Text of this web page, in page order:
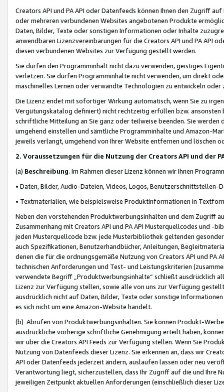
Creators API und PA API oder Datenfeeds können Ihnen den Zugriff
oder mehreren verbundenen Websites angebotenen Produkte
Daten, Bilder, Texte oder sonstigen Informationen oder Inhalte
anwendbaren Lizenzvereinbarungen für die Creators API und PA API
diesen verbundenen Websites zur Verfügung gestellt werden.
Sie dürfen den Programminhalt nicht dazu verwenden, geistiges
verletzen. Sie dürfen Programminhalte nicht verwenden, um direkt
maschinelles Lernen oder verwandte Technologien zu entwickeln
Die Lizenz endet mit sofortiger Wirkung automatisch, wenn Sie zu
Vergütungskatalog definiert) nicht rechtzeitig erfüllen bzw. ansonsten
schriftliche Mitteilung an Sie ganz oder teilweise beenden. Sie werden
umgehend einstellen und sämtliche Programminhalte und Amazon-
jeweils verlangt, umgehend von Ihrer Website entfernen und löschen
2. Voraussetzungen für die Nutzung der Creators API und der
(a) Beschreibung. Im Rahmen dieser Lizenz können wir Ihnen
• Daten, Bilder, Audio-Dateien, Videos, Logos, Benutzerschnittstellen-
• Textmaterialien, wie beispielsweise Produktinformationen in
Neben den vorstehenden Produktwerbungsinhalten und dem Zugriff
Zusammenhang mit Creators API und PA API Musterquellcodes und
jeden Musterquellcode bzw. jede Musterbibliothek geltenden
auch Spezifikationen, Benutzerhandbücher, Anleitungen,
denen die für die ordnungsgemäße Nutzung von Creators API und PA
technischen Anforderungen und Test- und Leistungskriterien
verwendete Begriff „Produktwerbungsinhalte“ schließt ausdrücklich
Lizenz zur Verfügung stellen, sowie alle von uns zur Verfügung
ausdrücklich nicht auf Daten, Bilder, Texte oder sonstige
es sich nicht um eine Amazon-Website handelt.
(b) Abrufen von Produktwerbungsinhalten. Sie können Produkt-
ausdrückliche vorherige schriftliche Genehmigung erteilt haben,
wir über die Creators API Feeds zur Verfügung stellen. Wenn Sie
Nutzung von Datenfeeds dieser Lizenz. Sie erkennen an, dass wir
API oder Datenfeeds jederzeit ändern, auslaufen lassen oder neu
Verantwortung liegt, sicherzustellen, dass Ihr Zugriff auf die und Ihre
jeweiligen Zeitpunkt aktuellen Anforderungen (einschließlich dieser